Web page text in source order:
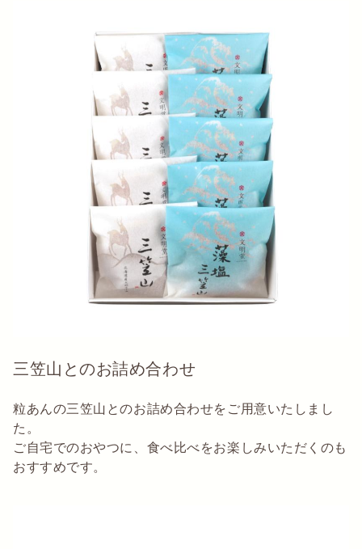
三笠山とのお詰め合わせ
粒あんの三笠山とのお詰め合わせをご用意いたしまし
た。
ご自宅でのおやつに、食べ比べをお楽しみいただくのも
おすすめです。